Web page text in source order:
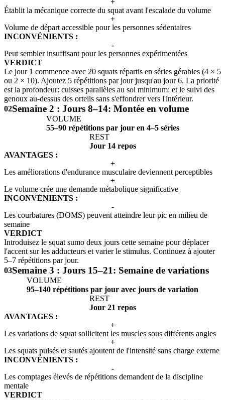
Établit la mécanique correcte du squat avant l'escalade du volume
+
Volume de départ accessible pour les personnes sédentaires
INCONVÉNIENTS :
-
Peut sembler insuffisant pour les personnes expérimentées
VERDICT
Le jour 1 commence avec 20 squats répartis en séries gérables (4 × 5
ou 2 × 10). Ajoutez 5 répétitions par jour jusqu'au jour 6. La priorité
est la profondeur: cuisses parallèles au sol minimum: et le suivi des
genoux au-dessus des orteils sans s'effondrer vers l'intérieur.
02Semaine 2 : Jours 8–14: Montée en volume
VOLUME
55–90 répétitions par jour en 4–5 séries
REST
Jour 14 repos
AVANTAGES :
+
Les améliorations d'endurance musculaire deviennent perceptibles
+
Le volume crée une demande métabolique significative
INCONVÉNIENTS :
-
Les courbatures (DOMS) peuvent atteindre leur pic en milieu de
semaine
VERDICT
Introduisez le squat sumo deux jours cette semaine pour déplacer
l'accent sur les adducteurs et varier le stimulus. Continuez à ajouter
5–7 répétitions par jour.
03Semaine 3 : Jours 15–21: Semaine de variations
VOLUME
95–140 répétitions par jour avec jours de variation
REST
Jour 21 repos
AVANTAGES :
+
Les variations de squat sollicitent les muscles sous différents angles
+
Les squats pulsés et sautés ajoutent de l'intensité sans charge externe
INCONVÉNIENTS :
-
Les comptages élevés de répétitions demandent de la discipline
mentale
VERDICT